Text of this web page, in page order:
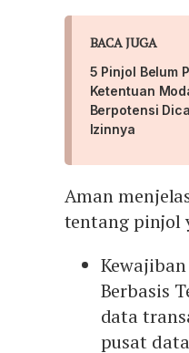
BACA JUGA
5 Pinjol Belum
Ketentuan
Berpotensi
Izinnya
Aman
tentang pinjol
Berbasis
data
pusat